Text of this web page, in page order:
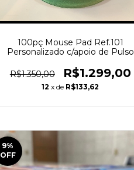
100pç Mouse Pad Ref.101
Personalizado c/apoio de Pulso
R$1.350,00
R$1.299,00
12 x de R$133,62
9%
OFF